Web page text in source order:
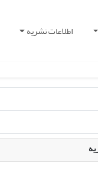
اطلاعات نشریه